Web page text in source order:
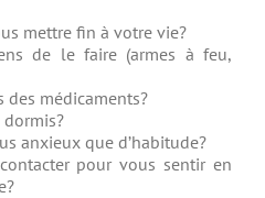
mettre fin à votre vie?
de le faire (armes à feu,
des médicaments?
dormis?
anxieux que d’habitude?
pour vous sentir en